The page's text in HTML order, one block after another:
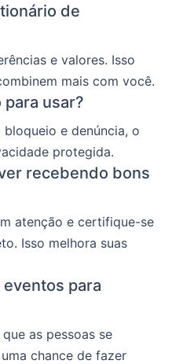
de
e valores. Isso
mais com você.
usar?
e denúncia, o
protegida.
recebendo bons
atenção e certifique-se
Isso melhora suas
para
as pessoas se
chance de fazer